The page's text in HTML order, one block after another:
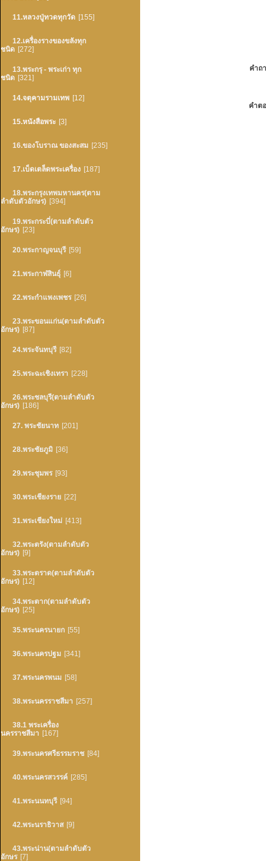
11.หลวงปู่ทวดทุกวัด [155]
12.เครื่องรางของขลังทุก
ชนิด [272]
13.พระกรุ - พระเก่า ทุก
ชนิด [321]
14.จตุคามรามเทพ [12]
15.หนังสือพระ [3]
16.ของโบราณ ของสะสม [235]
17.เบ็ดเตล็ดพระเครื่อง [187]
18.พระกรุงเทพมหานคร(ตาม
ลำดับตัวอักษร) [394]
19.พระกระบี่(ตามลำดับตัว
อักษร) [23]
20.พระกาญจนบุรี [59]
21.พระกาฬสินธุ์ [6]
22.พระกำแพงเพชร [26]
23.พระขอนแก่น(ตามลำดับตัว
อักษร) [87]
24.พระจันทบุรี [82]
25.พระฉะเชิงเทรา [228]
26.พระชลบุรี(ตามลำดับตัว
อักษร) [186]
27. พระชัยนาท [201]
28.พระชัยภูมิ [36]
29.พระชุมพร [93]
30.พระเชียงราย [22]
31.พระเชียงใหม่ [413]
32.พระตรัง(ตามลำดับตัว
อักษร) [9]
33.พระตราด(ตามลำดับตัว
อักษร) [12]
34.พระตาก(ตามลำดับตัว
อักษร) [25]
35.พระนครนายก [55]
36.พระนครปฐม [341]
37.พระนครพนม [58]
38.พระนครราชสีมา [257]
38.1 พระเครื่อง
นครราชสีมา [167]
39.พระนครศรีธรรมราช [84]
40.พระนครสวรรค์ [285]
41.พระนนทบุรี [94]
42.พระนราธิวาส [9]
43.พระน่าน(ตามลำดับตัว
อักษร [7]
คำถ
คำต